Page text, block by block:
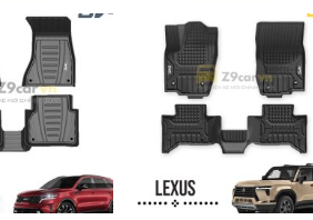
Thêm
vào
yêu
thích
Thêm
vào
yêu
thích